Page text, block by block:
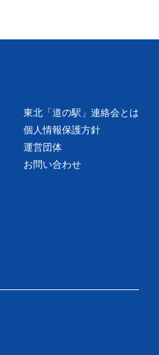
東北「道の駅」連絡会とは
個人情報保護方針
運営団体
お問い合わせ